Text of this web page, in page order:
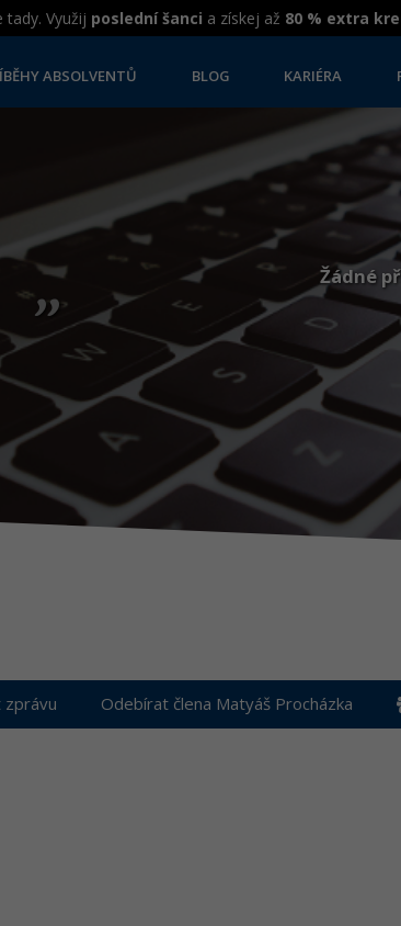
Využij poslední šanci a získej až 80 % extra
ABSOLVENTŮ BLOG KARIÉRA
„ Žádné
Odebírat člena Matyáš Procházka